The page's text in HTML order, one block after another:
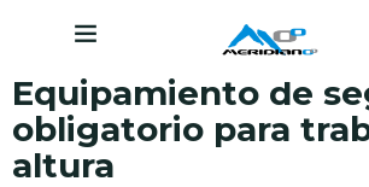
Equipamiento de
obligatorio para
altura